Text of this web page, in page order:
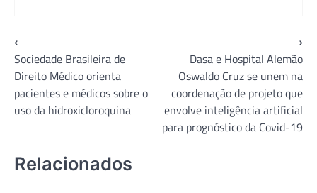
Navegação
de
Post
⟵
Sociedade Brasileira de
Direito Médico orienta
pacientes e médicos sobre o
uso da hidroxicloroquina
Dasa e Hospital Alemão
Oswaldo Cruz se unem na
coordenação de projeto que
envolve inteligência artificial
para prognóstico da Covid-19
⟶
Relacionados